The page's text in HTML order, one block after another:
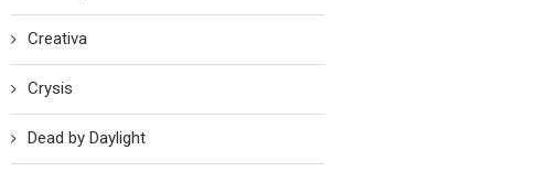
Creativa
Crysis
Dead by Daylight